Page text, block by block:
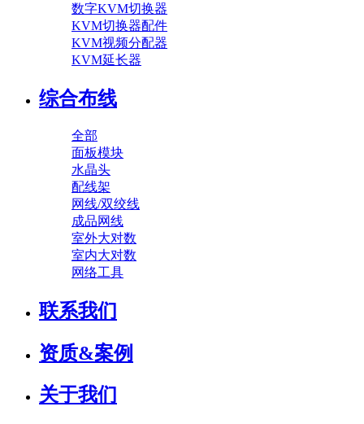
数字KVM切换器
KVM切换器配件
KVM视频分配器
KVM延长器
综合布线
全部
面板模块
水晶头
配线架
网线/双绞线
成品网线
室外大对数
室内大对数
网络工具
联系我们
资质&案例
关于我们